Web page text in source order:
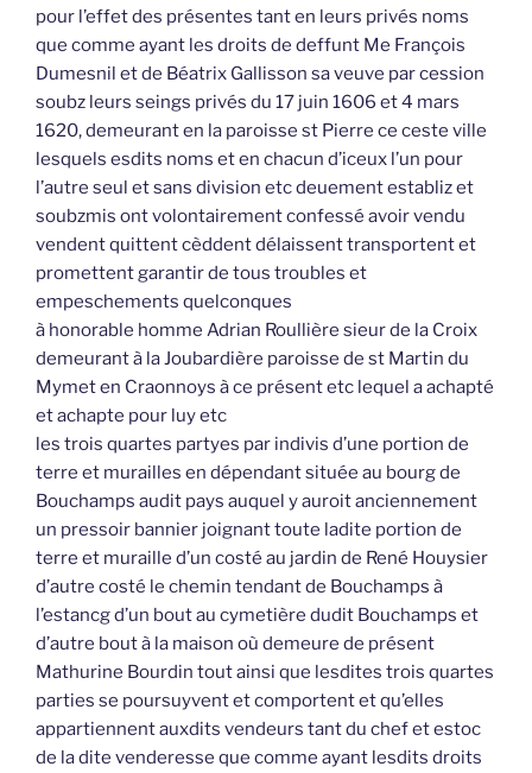
pour l’effet des présentes tant en leurs privés noms
que comme ayant les droits de deffunt Me François
Dumesnil et de Béatrix Gallisson sa veuve par cession
soubz leurs seings privés du 17 juin 1606 et 4 mars
1620, demeurant en la paroisse st Pierre ce ceste ville
lesquels esdits noms et en chacun d’iceux l’un pour
l’autre seul et sans division etc deuement establiz et
soubzmis ont volontairement confessé avoir vendu
vendent quittent cèddent délaissent transportent et
promettent garantir de tous troubles et
empeschements quelconques
à honorable homme Adrian Roullière sieur de la Croix
demeurant à la Joubardière paroisse de st Martin du
Mymet en Craonnoys à ce présent etc lequel a achapté
et achapte pour luy etc
les trois quartes partyes par indivis d’une portion de
terre et murailles en dépendant située au bourg de
Bouchamps audit pays auquel y auroit anciennement
un pressoir bannier joignant toute ladite portion de
terre et muraille d’un costé au jardin de René Houysier
d’autre costé le chemin tendant de Bouchamps à
l’estancg d’un bout au cymetière dudit Bouchamps et
d’autre bout à la maison où demeure de présent
Mathurine Bourdin tout ainsi que lesdites trois quartes
parties se poursuyvent et comportent et qu’elles
appartiennent auxdits vendeurs tant du chef et estoc
de la dite venderesse que comme ayant lesdits droits